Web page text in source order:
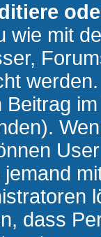
wie mit
Beitrag
jemand
dass